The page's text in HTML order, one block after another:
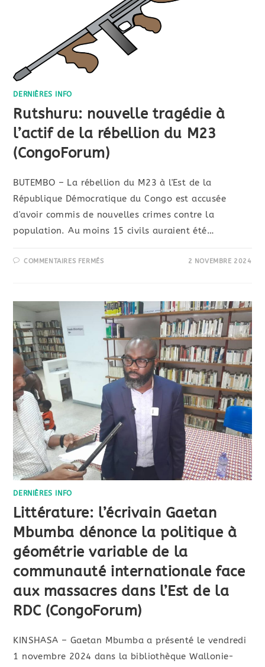
DERNIÈRES INFO
Rutshuru: nouvelle tragédie à
l’actif de la rébellion du M23
(CongoForum)
BUTEMBO – La rébellion du M23 à l'Est de la
République Démocratique du Congo est accusée
d'avoir commis de nouvelles crimes contre la
population. Au moins 15 civils auraient été…
COMMENTAIRES FERMÉS 2 NOVEMBRE 2024
DERNIÈRES INFO
Littérature: l’écrivain Gaetan
Mbumba dénonce la politique à
géométrie variable de la
communauté internationale face
aux massacres dans l’Est de la
RDC (CongoForum)
KINSHASA – Gaetan Mbumba a présenté le vendredi
1 novembre 2024 dans la bibliothèque Wallonie-